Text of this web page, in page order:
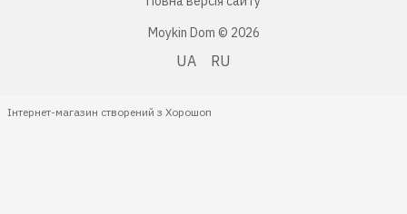
Moykin Dom © 2026
UA RU
Інтернет-магазин створений з Хорошоп